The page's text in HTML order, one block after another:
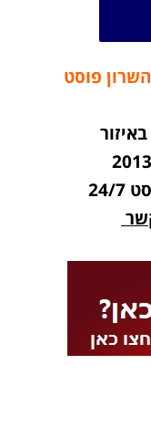
השרון פוסט
7